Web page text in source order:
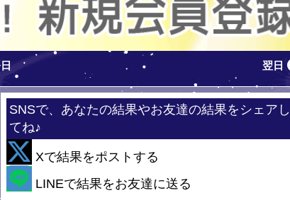
翌日
SNSで、あなたの結果やお友達の結果をシェアし
てね♪
Xで結果をポストする
LINEで結果をお友達に送る